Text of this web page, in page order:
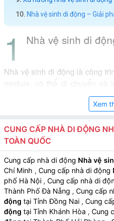
Nhà vệ sinh di động – Giải
Nhà vệ sinh di
Nhà vệ sinh di động là công
module, có thể di chuyển
khác nhau. Đây là giải pháp
có hạ tầng cố định hoặc cần
Xem
CUNG CẤP NHÀ DI ĐỘNG
TOÀN QUỐC
Cung cấp nhà di động Nhà vệ
Chí Minh , Cung cấp nhà di động
phố Hà Nội , Cung cấp nhà di
Thành Phố Đà Nẵng , Cung cấp
động tại Tỉnh Đồng Nai , Cung
động tại Tỉnh Khánh Hòa , Cung